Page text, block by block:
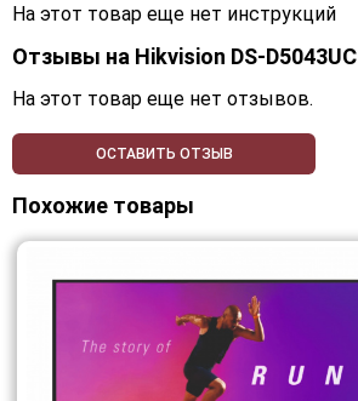
На этот товар еще нет инструкций
Отзывы на Hikvision DS-D5043UC
На этот товар еще нет отзывов.
ОСТАВИТЬ ОТЗЫВ
Похожие товары